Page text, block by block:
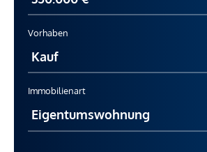
Vorhaben
Immobilienart